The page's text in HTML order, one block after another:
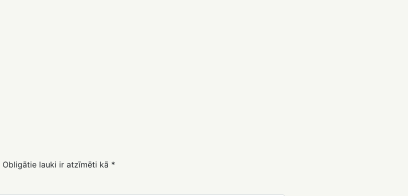
Obligātie lauki ir atzīmēti kā *